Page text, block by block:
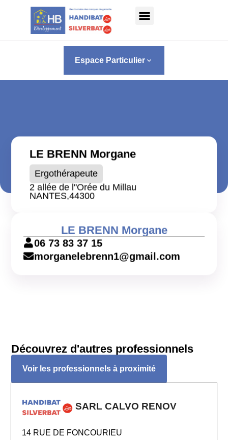
Panneau de gestion des cookies
Espace Particulier keyboard_arrow_down
LE BRENN Morgane
Ergothérapeute
2 allée de l''Orée du Millau
NANTES,44300
LE BRENN Morgane
06 73 83 37 15
morganelebrenn1@gmail.com
Découvrez d'autres professionnels
Voir les professionnels à proximité
SARL CALVO RENOV
14 RUE DE FONCOURIEU